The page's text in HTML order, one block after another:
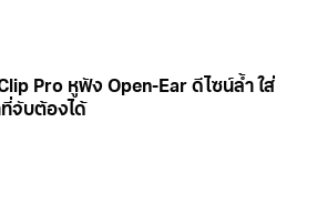
Pro หูฟัง Open-Ear ดีไซน์ล้ำ ใส่
จับต้องได้